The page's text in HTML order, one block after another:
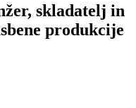
skladatelj in
produkcije